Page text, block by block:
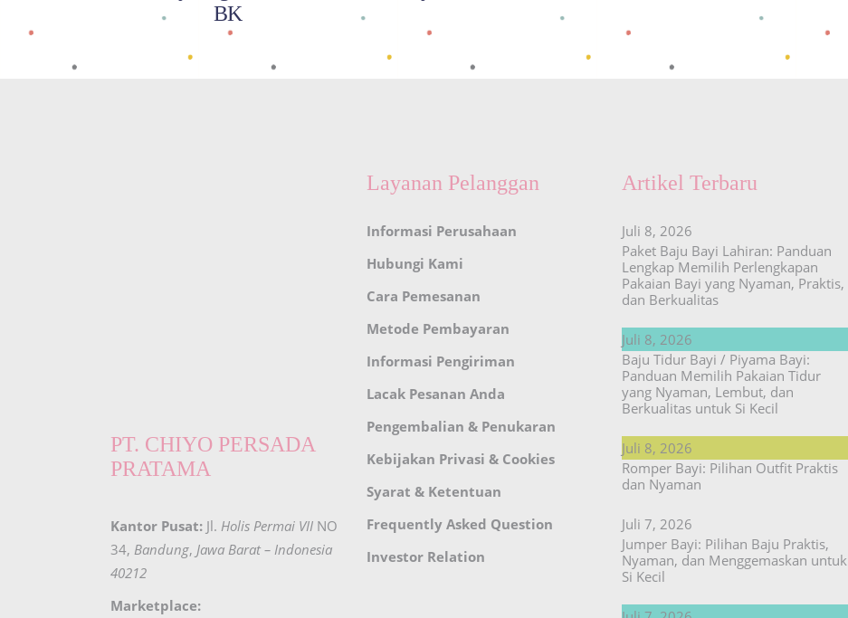
BK
PT. CHIYO PERSADA
PRATAMA
Kantor Pusat: Jl. Holis Permai VII NO
34, Bandung, Jawa Barat – Indonesia
40212
Marketplace:
Layanan Pelanggan
Informasi Perusahaan
Hubungi Kami
Cara Pemesanan
Metode Pembayaran
Informasi Pengiriman
Lacak Pesanan Anda
Pengembalian & Penukaran
Kebijakan Privasi & Cookies
Syarat & Ketentuan
Frequently Asked Question
Investor Relation
Artikel Terbaru
Juli 8, 2026
Paket Baju Bayi Lahiran: Panduan
Lengkap Memilih Perlengkapan
Pakaian Bayi yang Nyaman, Praktis,
dan Berkualitas
Juli 8, 2026
Baju Tidur Bayi / Piyama Bayi:
Panduan Memilih Pakaian Tidur
yang Nyaman, Lembut, dan
Berkualitas untuk Si Kecil
Juli 8, 2026
Romper Bayi: Pilihan Outfit Praktis
dan Nyaman
Juli 7, 2026
Jumper Bayi: Pilihan Baju Praktis,
Nyaman, dan Menggemaskan untuk
Si Kecil